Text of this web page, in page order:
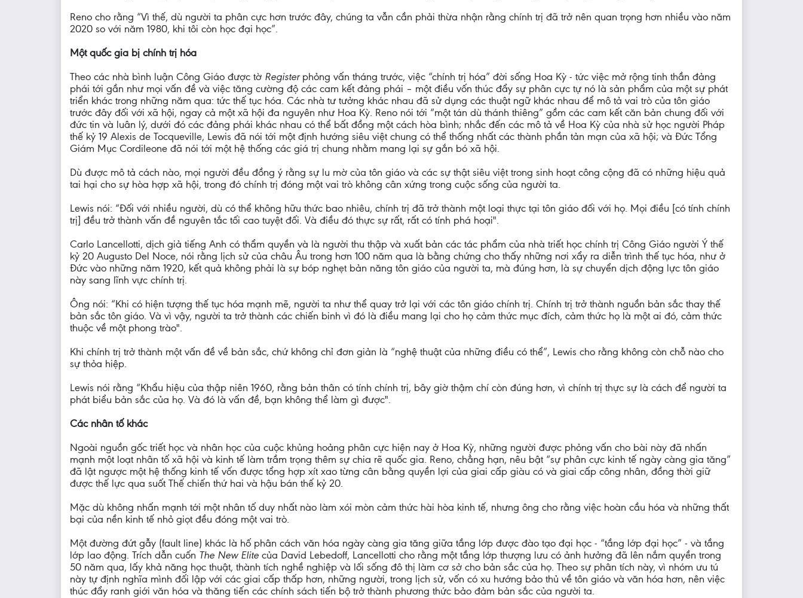
Reno cho rằng “Vì thế, dù người ta phân cực hơn trước đây, chúng ta vẫn cần phải thừa nhận rằng chính trị đã trở nên quan trọng hơn nhiều vào năm
2020 so với năm 1980, khi tôi còn học đại học”.
Một quốc gia bị chính trị hóa
Theo các nhà bình luận Công Giáo được tờ Registerphỏng vấn tháng trước, việc “chính trị hóa” đời sống Hoa Kỳ - tức việc mở rộng tinh thần đảng
phái tới gần như mọi vấn đề và việc tăng cường độ các cam kết đảng phái – một điều vốn thúc đẩy sự phân cực tự nó là sản phẩm của một sự phát
triển khác trong những năm qua: tức thế tục hóa. Các nhà tư tưởng khác nhau đã sử dụng các thuật ngữ khác nhau để mô tả vai trò của tôn giáo
trước đây đối với xã hội, ngay cả một xã hội đa nguyên như Hoa Kỳ. Reno nói tới “một tán dù thánh thiêng” gồm các cam kết căn bản chung đối với
đức tin và luân lý, dưới đó các đảng phái khác nhau có thể bất đồng một cách hòa bình; nhắc đến các mô tả về Hoa Kỳ của nhà sử học người Pháp
thế kỷ 19 Alexis de Tocqueville, Lewis đã nói tới một định hướng siêu việt chung có thể thống nhất các thành phần tản mạn của xã hội; và Đức Tổng
Giám Mục Cordileone đã nói tới một hệ thống các giá trị chung nhằm mang lại sự gắn bó xã hội.
Dù được mô tả cách nào, mọi người đều đồng ý rằng sự lu mờ của tôn giáo và các sự thật siêu việt trong sinh hoạt công cộng đã có những hiệu quả
tai hại cho sự hòa hợp xã hội, trong đó chính trị đóng một vai trò không cân xứng trong cuộc sống của người ta.
Lewis nói: “Đối với nhiều người, dù có thể không hữu thức bao nhiêu, chính trị đã trở thành một loại thực tại tôn giáo đối với họ. Mọi điều [có tính chính
trị] đều trở thành vấn đề nguyên tắc tối cao tuyệt đối. Và điều đó thực sự rất, rất có tính phá hoại".
Carlo Lancellotti, dịch giả tiếng Anh có thẩm quyền và là người thu thập và xuất bản các tác phẩm của nhà triết học chính trị Công Giáo người Ý thế
kỷ 20 Augusto Del Noce, nói rằng lịch sử của châu Âu trong hơn 100 năm qua là bằng chứng cho thấy những nơi xẩy ra diễn trình thế tục hóa, như ở
Đức vào những năm 1920, kết quả không phải là sự bóp nghẹt bản năng tôn giáo của người ta, mà đúng hơn, là sự chuyển dịch động lực tôn giáo
này sang lĩnh vực chính trị.
Ông nói: “Khi có hiện tượng thế tục hóa mạnh mẽ, người ta như thể quay trở lại với các tôn giáo chính trị. Chính trị trở thành nguồn bản sắc thay thế
bản sắc tôn giáo. Và vì vậy, người ta trở thành các chiến binh vì đó là điều mang lại cho họ cảm thức mục đích, cảm thức họ là một ai đó, cảm thức
thuộc về một phong trào".
Khi chính trị trở thành một vấn đề về bản sắc, chứ không chỉ đơn giản là “nghệ thuật của những điều có thể”, Lewis cho rằng không còn chỗ nào cho
sự thỏa hiệp.
Lewis nói rằng “Khẩu hiệu của thập niên 1960, rằng bản thân có tính chính trị, bây giờ thậm chí còn đúng hơn, vì chính trị thực sự là cách để người ta
phát biểu bản sắc của họ. Và đó là vấn đề, bạn không thể làm gì được".
Các nhân tố khác
Ngoài nguồn gốc triết học và nhân học của cuộc khủng hoảng phân cực hiện nay ở Hoa Kỳ, những người được phỏng vấn cho bài này đã nhấn
mạnh một loạt nhân tố xã hội và kinh tế làm trầm trọng thêm sự chia rẽ quốc gia. Reno, chẳng hạn, nêu bật “sự phân cực kinh tế ngày càng gia tăng”
đã lật ngược một hệ thống kinh tế vốn được tổng hợp xít xao từng cân bằng quyền lợi của giai cấp giàu có và giai cấp công nhân, đồng thời giữ
được thế lực qua suốt Thế chiến thứ hai và hậu bán thế kỷ 20.
Mặc dù không nhấn mạnh tới một nhân tố duy nhất nào làm xói mòn cảm thức hài hòa kinh tế, nhưng ông cho rằng việc hoàn cầu hóa và những thất
bại của nền kinh tế nhỏ giọt đều đóng một vai trò.
Một đường đứt gẫy (fault line) khác là hố phân cách văn hóa ngày càng gia tăng giữa tầng lớp được đào tạo đại học - “tầng lớp đại học” - và tầng
lớp lao động. Trích dẫn cuốn The New Elite của David Lebedoff, Lancellotti cho rằng một tầng lớp thượng lưu có ảnh hưởng đã lên nắm quyền trong
50 năm qua, lấy khả năng học thuật, thành tích nghề nghiệp và lối sống đô thị làm cơ sở cho bản sắc của họ. Theo sự phân tích này, vì nhóm ưu tú
này tự định nghĩa mình đối lập với các giai cấp thấp hơn, những người, trong lịch sử, vốn có xu hướng bảo thủ về tôn giáo và văn hóa hơn, nên việc
thúc đẩy ranh giới văn hóa và thăng tiến các chính sách tiến bộ trở thành phương thức bảo đảm bản sắc của người ta.